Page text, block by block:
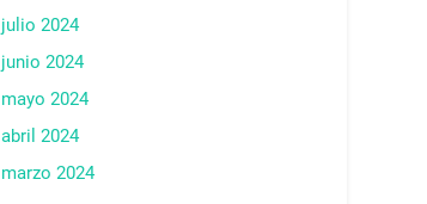
julio 2024
junio 2024
mayo 2024
abril 2024
marzo 2024